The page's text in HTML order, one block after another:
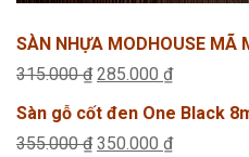
SÀN NHỰA MODHOUSE MÃ
315.000₫ Giá
gốc
là:
285.000 ₫Giá
hiện
tại
Sàn gỗ cốt đen One Black
355.000₫ Giá
350.000 ₫Giá